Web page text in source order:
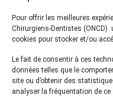
Pour offrir les meilleures
Chirurgiens-Dentistes
cookies pour stocker et/ou
Le fait de consentir à ces
données telles que le
site ou d’obtenir des
analyser la fréquentation de